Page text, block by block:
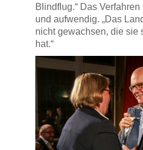
Blindflug.“ Das
und aufwendig. „Das
nicht gewachsen, die sie
hat.“